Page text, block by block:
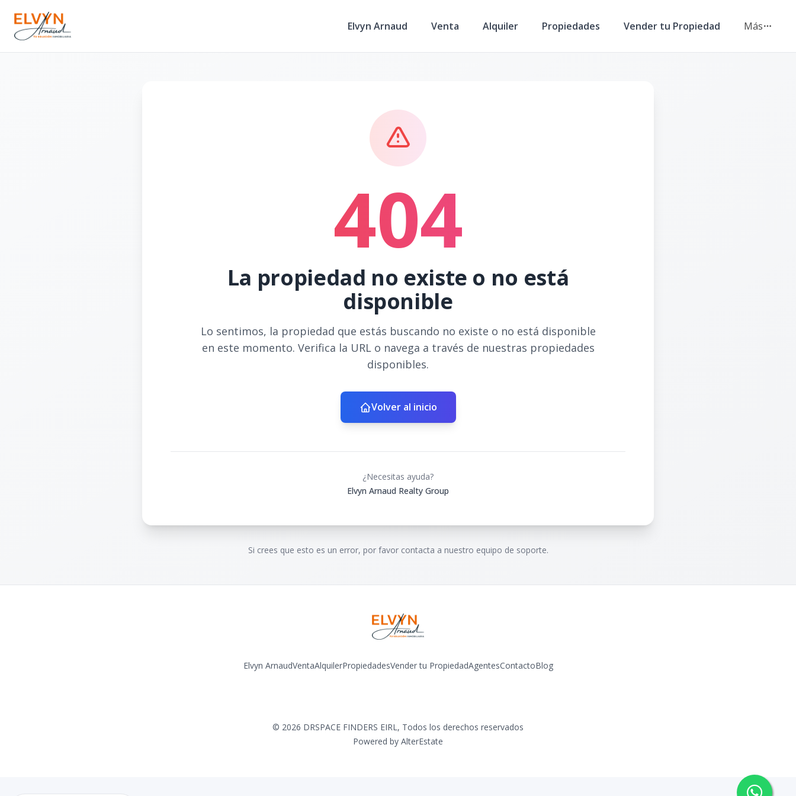
Elvyn Arnaud Venta Alquiler Propiedades Vender tu Propiedad Más
404
La propiedad no existe o no está
disponible
Lo sentimos, la propiedad que estás buscando no existe o no está disponible
en este momento. Verifica la URL o navega a través de nuestras propiedades
disponibles.
Volver al inicio
¿Necesitas ayuda?
Elvyn Arnaud Realty Group
Si crees que esto es un error, por favor contacta a nuestro equipo de soporte.
Elvyn ArnaudVentaAlquilerPropiedadesVender tu PropiedadAgentesContactoBlog
© 2026 DRSPACE FINDERS EIRL, Todos los derechos reservados
Powered by AlterEstate